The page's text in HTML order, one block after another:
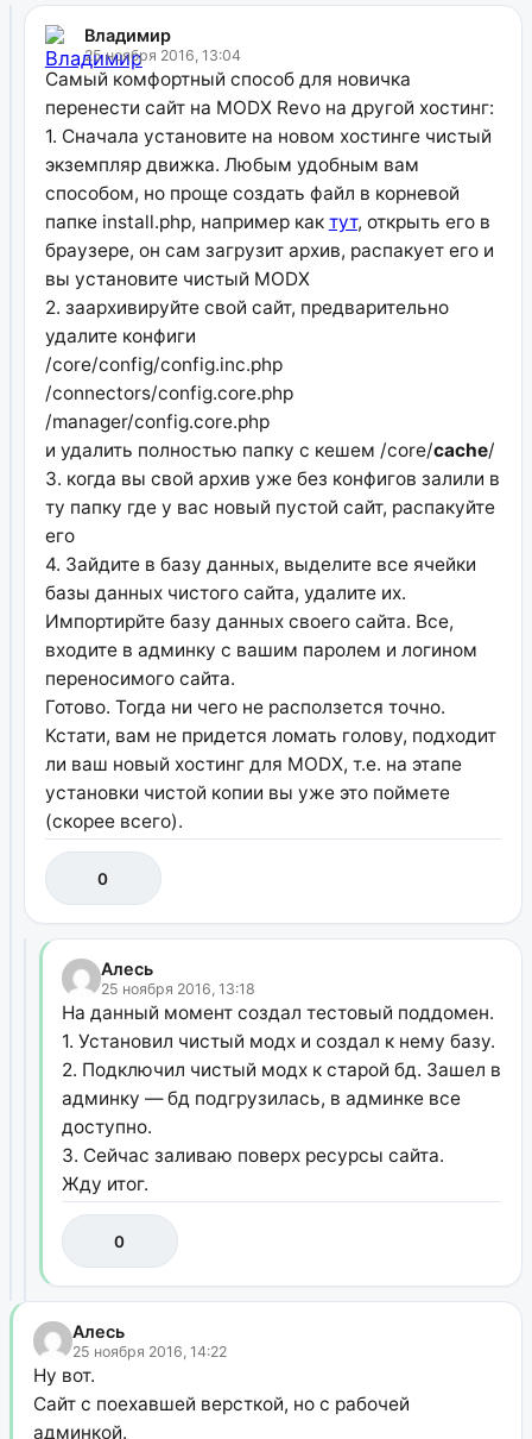
Владимир
25 ноября 2016, 13:04
Самый комфортный способ для новичка
перенести сайт на MODX Revo на другой хостинг:
1. Сначала установите на новом хостинге чистый
экземпляр движка. Любым удобным вам
способом, но проще создать файл в корневой
папке install.php, например как тут, открыть его в
браузере, он сам загрузит архив, распакует его и
вы установите чистый MODX
2. заархивируйте свой сайт, предварительно
удалите конфиги
/core/config/config.inc.php
/connectors/config.core.php
/manager/config.core.php
и удалить полностью папку с кешем /core/cache/
3. когда вы свой архив уже без конфигов залили в
ту папку где у вас новый пустой сайт, распакуйте
его
4. Зайдите в базу данных, выделите все ячейки
базы данных чистого сайта, удалите их.
Импортирйте базу данных своего сайта. Все,
входите в админку с вашим паролем и логином
переносимого сайта.
Готово. Тогда ни чего не расползется точно.
Кстати, вам не придется ломать голову, подходит
ли ваш новый хостинг для MODX, т.е. на этапе
установки чистой копии вы уже это поймете
(скорее всего).
0
Алесь
25 ноября 2016, 13:18
На данный момент создал тестовый поддомен.
1. Установил чистый модх и создал к нему базу.
2. Подключил чистый модх к старой бд. Зашел в
админку — бд подгрузилась, в админке все
доступно.
3. Сейчас заливаю поверх ресурсы сайта.
Жду итог.
0
Алесь
25 ноября 2016, 14:22
Ну вот.
Сайт с поехавшей версткой, но с рабочей
админкой.